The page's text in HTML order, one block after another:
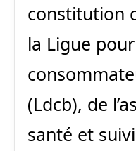
constitution
la Ligue
(Ldcb), de
santé et